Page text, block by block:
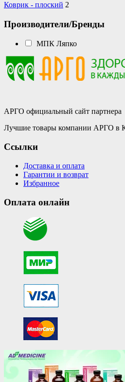
Коврик - плоский 2
Производители/Бренды
МПК Ляпко
АРГО официальный сайт партнера
Лучшие товары компании АРГО в
Ссылки
Доставка и оплата
Гарантии и возврат
Избранное
Оплата онлайн